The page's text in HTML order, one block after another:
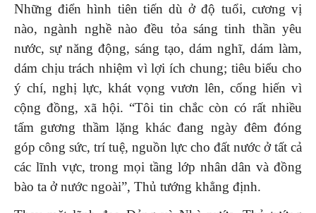
Những điển hình tiên tiến dù ở độ tuổi, cương vị
nào, ngành nghề nào đều tỏa sáng tinh thần yêu
nước, sự năng động, sáng tạo, dám nghĩ, dám làm,
dám chịu trách nhiệm vì lợi ích chung; tiêu biểu cho
ý chí, nghị lực, khát vọng vươn lên, cống hiến vì
cộng đồng, xã hội. “Tôi tin chắc còn có rất nhiều
tấm gương thầm lặng khác đang ngày đêm đóng
góp công sức, trí tuệ, nguồn lực cho đất nước ở tất cả
các lĩnh vực, trong mọi tầng lớp nhân dân và đồng
bào ta ở nước ngoài”, Thủ tướng khẳng định.